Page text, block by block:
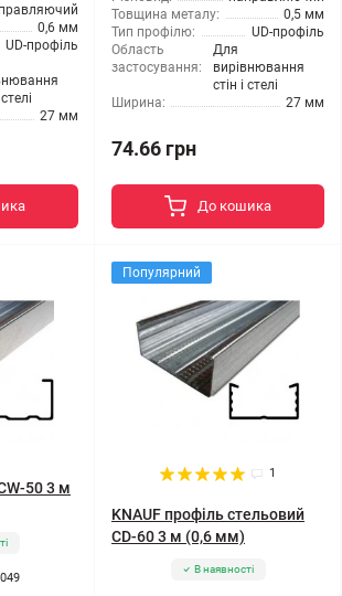
0,6 мм
UD-профіль
27 мм
Товщина металу:
0,5 мм
Тип профілю:
UD-профіль
Область
застосування:
Для
вирівнювання
стін і стелі
Ширина:
27 мм
74.66 грн
До кошика
50 3 м
Популярний
1
KNAUF профіль стельовий
CD-60 3 м (0,6 мм)
В наявності